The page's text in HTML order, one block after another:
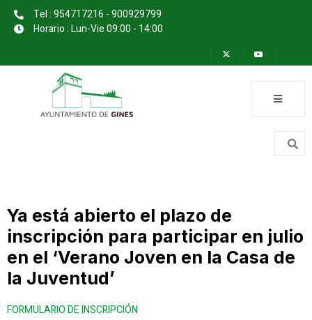
Tel : 954717216 - 900929799
Horario : Lun-Vie 09:00 - 14:00
Ya está abierto el plazo de
inscripción para participar en julio
en el ‘Verano Joven en la Casa de
la Juventud’
FORMULARIO DE INSCRIPCIÓN